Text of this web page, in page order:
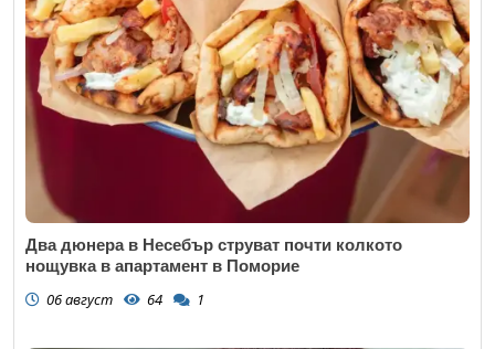
Два дюнера в Несебър струват почти колкото
нощувка в апартамент в Поморие
06 август 64 1